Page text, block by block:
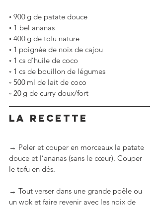
◦ 900 g de patate douce
◦ 1 bel ananas
◦ 400 g de tofu nature
◦ 1 poignée de noix de cajou
◦ 1 cs d’huile de coco
◦ 1 cs de bouillon de légumes
◦ 500 ml de lait de coco
◦ 20 g de curry doux/fort
LA RECETTE
→ Peler et couper en morceaux la patate
douce et l’ananas (sans le cœur). Couper
le tofu en dés.
→ Tout verser dans une grande poêle ou
un wok et faire revenir avec les noix de